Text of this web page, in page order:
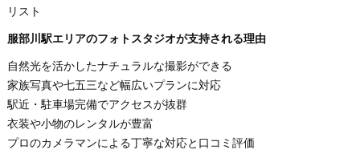
リスト
服部川駅エリアのフォトスタジオが支持される理由
自然光を活かしたナチュラルな撮影ができる
家族写真や七五三など幅広いプランに対応
駅近・駐車場完備でアクセスが抜群
衣装や小物のレンタルが豊富
プロのカメラマンによる丁寧な対応と口コミ評価